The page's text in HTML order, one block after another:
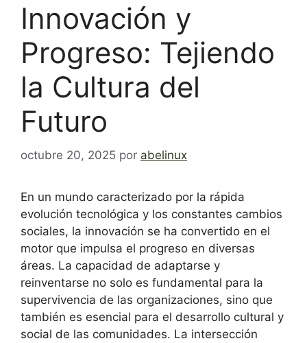
Innovación y
Progreso: Tejiendo
la Cultura del
Futuro
octubre 20, 2025 por abelinux
En un mundo caracterizado por la rápida
evolución tecnológica y los constantes cambios
sociales, la innovación se ha convertido en el
motor que impulsa el progreso en diversas
áreas. La capacidad de adaptarse y
reinventarse no solo es fundamental para la
supervivencia de las organizaciones, sino que
también es esencial para el desarrollo cultural y
social de las comunidades. La intersección